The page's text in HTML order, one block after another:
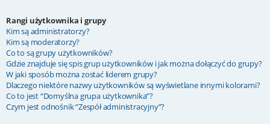
Rangi użytkownika i grupy
Kim są administratorzy?
Kim są moderatorzy?
Co to są grupy użytkowników?
Gdzie znajduje się spis grup użytkowników i jak można dołączyć do grupy?
W jaki sposób można zostać liderem grupy?
Dlaczego niektóre nazwy użytkowników są wyświetlane innymi kolorami?
Co to jest “Domyślna grupa użytkownika”?
Czym jest odnośnik “Zespół administracyjny”?